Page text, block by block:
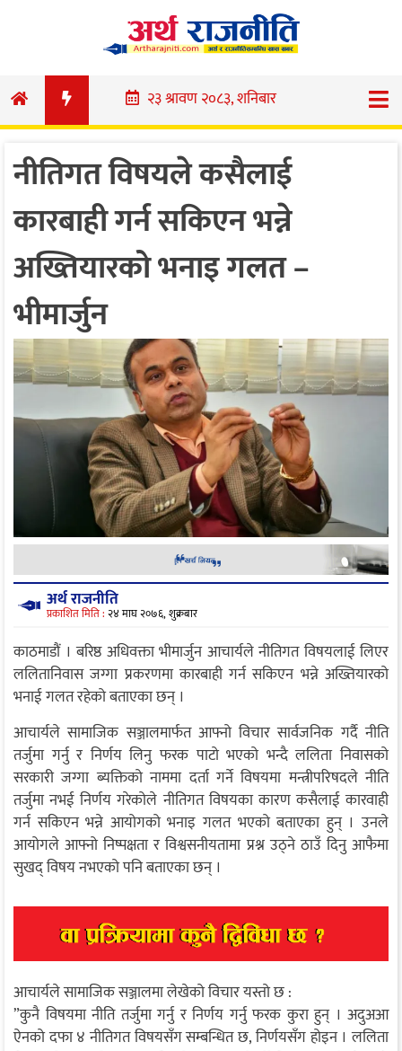
२३ श्रावण २०८३, शनिबार
नीतिगत विषयले कसैलाई
कारबाही गर्न सकिएन भन्ने
अख्तियारको भनाइ गलत –
भीमार्जुन
अर्थ राजनीति
प्रकाशित मिति : २४ माघ २०७६, शुक्रबार
काठमाडौं । बरिष्ठ अधिवक्ता भीमार्जुन आचार्यले नीतिगत विषयलाई लिएर
ललितानिवास जग्गा प्रकरणमा कारबाही गर्न सकिएन भन्ने अख्तियारको
भनाई गलत रहेको बताएका छन् ।
आचार्यले सामाजिक सञ्जालमार्फत आफ्नो विचार सार्वजनिक गर्दै नीति
तर्जुमा गर्नु र निर्णय लिनु फरक पाटो भएको भन्दै ललिता निवासको
सरकारी जग्गा ब्यक्तिको नाममा दर्ता गर्ने विषयमा मन्त्रीपरिषदले नीति
तर्जुमा नभई निर्णय गरेकोले नीतिगत विषयका कारण कसैलाई कारवाही
गर्न सकिएन भन्ने आयोगको भनाइ गलत भएको बताएका हुन् । उनले
आयोगले आफ्नो निष्पक्षता र विश्वसनीयतामा प्रश्न उठ्ने ठाउँ दिनु आफैमा
सुखद् विषय नभएको पनि बताएका छन् ।
आचार्यले सामाजिक सञ्जालमा लेखेको विचार यस्तो छ :
”कुनै विषयमा नीति तर्जुमा गर्नु र निर्णय गर्नु फरक कुरा हुन् । अदुअआ
ऐनको दफा ४ नीतिगत विषयसँग सम्बन्धित छ, निर्णयसँग होइन । ललिता